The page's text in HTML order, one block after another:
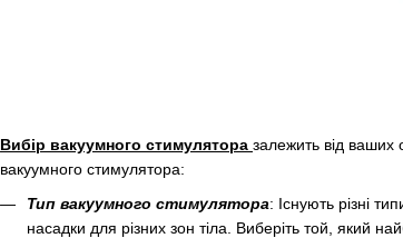
Вибір вакуумного стимулятора залежить від ваших
вакуумного стимулятора:
Тип вакуумного стимулятора: Існують різні
насадки для різних зон тіла. Виберіть той, який